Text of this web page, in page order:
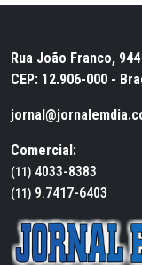
Rua João Franco,
CEP: 12.906-000 -
Comercial:
(11) 4033-8383
(11) 9.7417-6403